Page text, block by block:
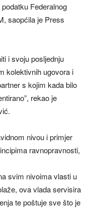
Federalnog
saopćila je Press
i svoju posljednju
kolektivnih ugovora i
s kojim kada bilo
rekao je
nivou i primjer
ravnopravnosti,
svim nivoima vlasti u
ova vlada servisira
te poštuje sve što je